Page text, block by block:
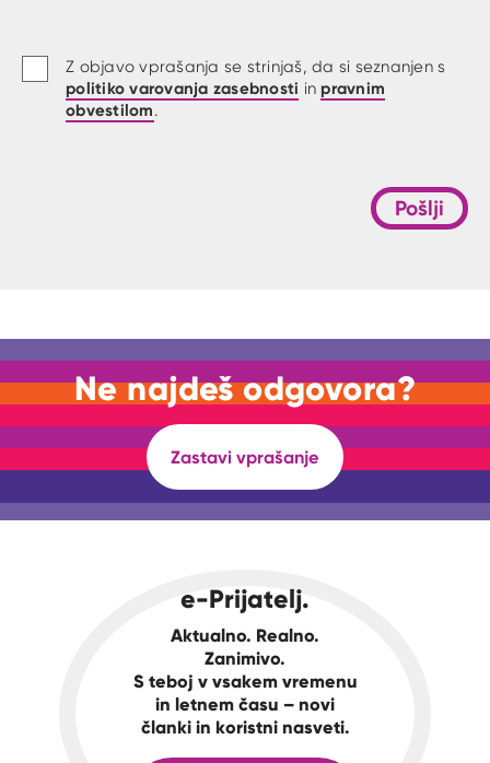
Z objavo vprašanja se strinjaš, da si seznanjen s
politiko varovanja zasebnosti in pravnim
obvestilom.
Pošlji
Ne najdeš odgovora?
Zastavi vprašanje
e-Prijatelj.
Aktualno. Realno.
Zanimivo.
S teboj v vsakem vremenu
in letnem času – novi
članki in koristni nasveti.